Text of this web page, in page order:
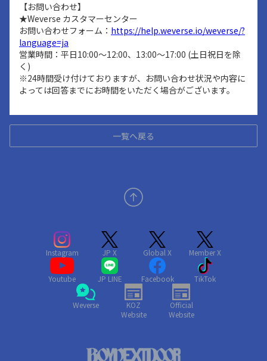
【お問い合わせ】
★Weverse カスタマーセンター
お問い合わせフォーム： https://help.weverse.io/weverse/?
language=ja
営業時間：平日10:00～12:00、13:00～17:00 (土日祝日を除
く)
※24時間受け付けておりますが、お問い合わせ状況や内容に
よっては回答までにお時間をいただく場合がございます。
一覧へ戻る
Instagram JP X Global X Member X
Youtube JP LINE Facebook TikTok
Weverse
KOZ
Website
Official
Website